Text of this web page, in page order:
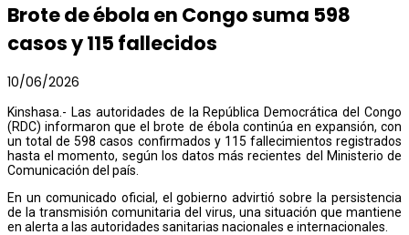
Brote de ébola en Congo suma 598
casos y 115 fallecidos
10/06/2026
Kinshasa.- Las autoridades de la República Democrática del Congo
(RDC) informaron que el brote de ébola continúa en expansión, con
un total de 598 casos confirmados y 115 fallecimientos registrados
hasta el momento, según los datos más recientes del Ministerio de
Comunicación del país.
En un comunicado oficial, el gobierno advirtió sobre la persistencia
de la transmisión comunitaria del virus, una situación que mantiene
en alerta a las autoridades sanitarias nacionales e internacionales.